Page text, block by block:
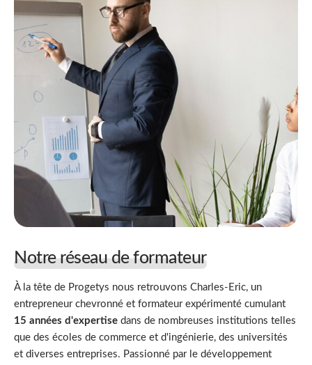
Notre réseau de formateur
À la tête de Progetys nous retrouvons Charles-Eric, un
entrepreneur chevronné et formateur expérimenté cumulant
15 années d'expertise dans de nombreuses institutions telles
que des écoles de commerce et d'ingénierie, des universités
et diverses entreprises. Passionné par le développement